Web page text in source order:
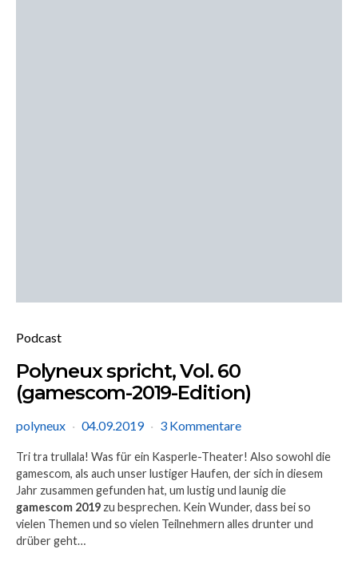
Podcast
Polyneux spricht, Vol. 60
(gamescom-2019-Edition)
polyneux 04.09.2019 3 Kommentare
Tri tra trullala! Was für ein Kasperle-Theater! Also sowohl die
gamescom, als auch unser lustiger Haufen, der sich in diesem
Jahr zusammen gefunden hat, um lustig und launig die
gamescom 2019 zu besprechen. Kein Wunder, dass bei so
vielen Themen und so vielen Teilnehmern alles drunter und
drüber geht…